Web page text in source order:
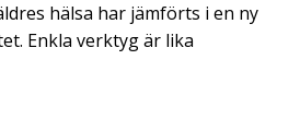
hälsa har jämförts i en ny
Enkla verktyg är lika